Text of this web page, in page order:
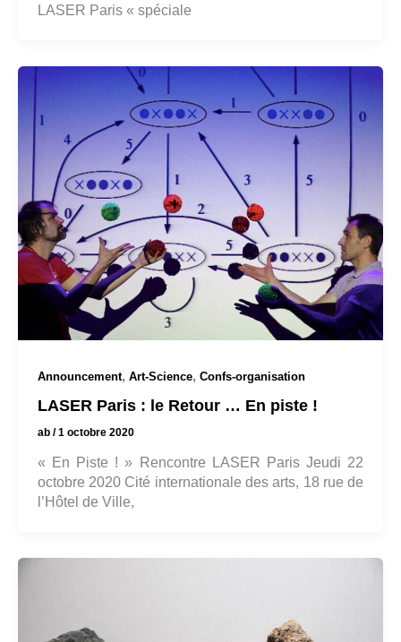
LASER Paris « spéciale
Announcement, Art-Science, Confs-organisation
LASER Paris : le Retour … En piste !
ab /1 octobre 2020
« En Piste ! » Rencontre LASER Paris Jeudi 22
octobre 2020 Cité internationale des arts, 18 rue de
l’Hôtel de Ville,